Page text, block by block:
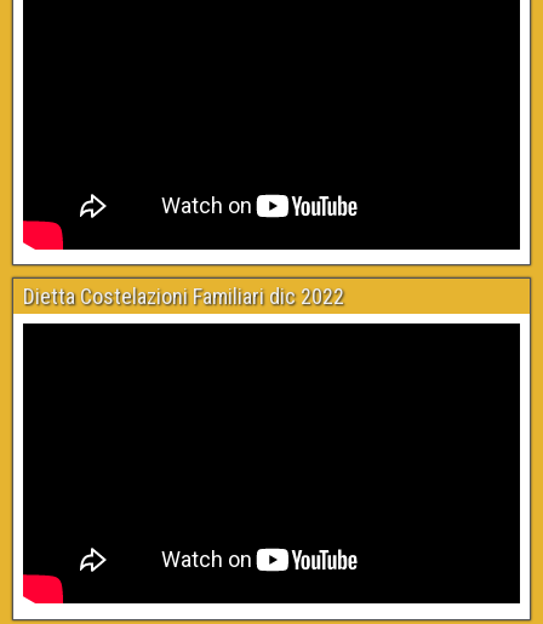
Dietta Costelazioni Familiari dic 2022